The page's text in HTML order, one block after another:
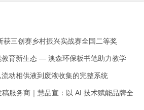
获三创赛乡村振兴实战赛全国二等奖
教育新生态 — 澳森环保板书笔助力教学
动相供液到废液收集的完整系统
服务商｜慧品宣：以 AI 技术赋能品牌全